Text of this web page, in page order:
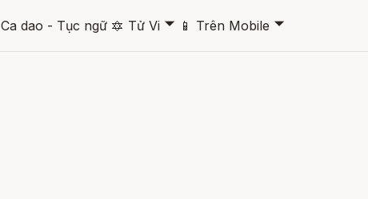
Ca dao - Tục ngữ 🔯 Tử Vi 🞃 📱 Trên Mobile 🞃